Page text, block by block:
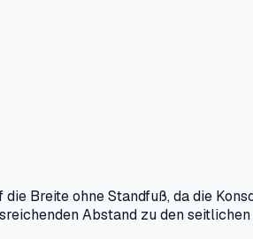
Breite ohne Standfuß, da die
Abstand zu den